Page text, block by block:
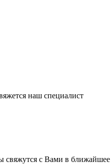
наш специалист
с Вами в